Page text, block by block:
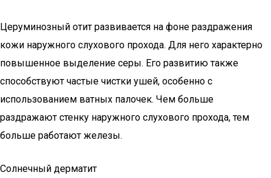
Церуминозный отит развивается на фоне раздражения
кожи наружного слухового прохода. Для него характерно
повышенное выделение серы. Его развитию также
способствуют частые чистки ушей, особенно с
использованием ватных палочек. Чем больше
раздражают стенку наружного слухового прохода, тем
больше работают железы.
Солнечный дерматит